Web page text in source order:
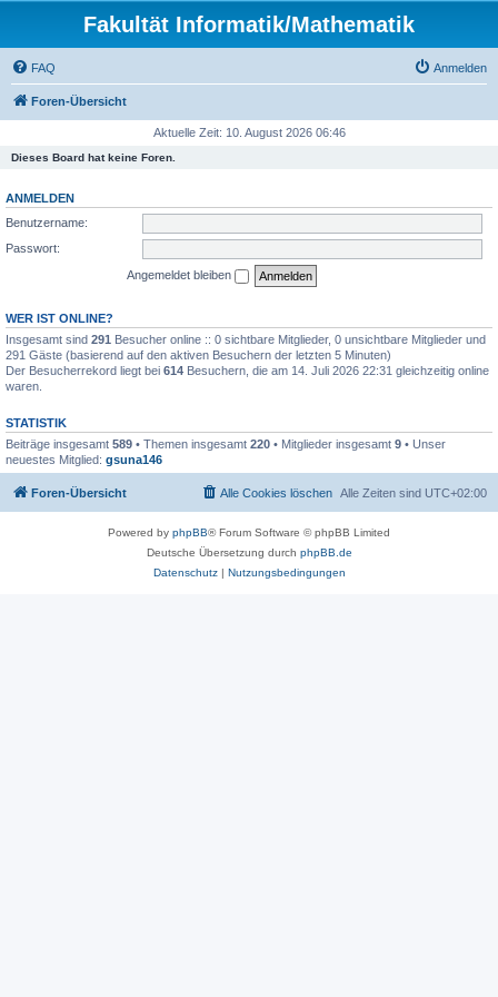
Fakultät Informatik/Mathematik
FAQ Anmelden
Foren-Übersicht
Aktuelle Zeit: 10. August 2026 06:46
Dieses Board hat keine Foren.
ANMELDEN
Benutzername:
Passwort:
Angemeldet bleiben
WER IST ONLINE?
Insgesamt sind 291 Besucher online :: 0 sichtbare Mitglieder, 0 unsichtbare Mitglieder und
291 Gäste (basierend auf den aktiven Besuchern der letzten 5 Minuten)
Der Besucherrekord liegt bei 614 Besuchern, die am 14. Juli 2026 22:31 gleichzeitig online
waren.
STATISTIK
Beiträge insgesamt 589 • Themen insgesamt 220 • Mitglieder insgesamt 9 • Unser
neuestes Mitglied: gsuna146
Foren-Übersicht Alle Zeiten sind UTC+02:00
Alle Cookies löschen
Powered by phpBB® Forum Software © phpBB Limited
Deutsche Übersetzung durch phpBB.de
Datenschutz| Nutzungsbedingungen